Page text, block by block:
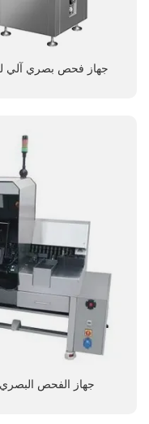
جهاز فحص بصري آلي
جهاز الفحص البصري